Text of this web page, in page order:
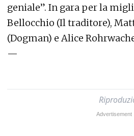
geniale”. In gara per la
Bellocchio (Il traditore),
(Dogman) e Alice
—